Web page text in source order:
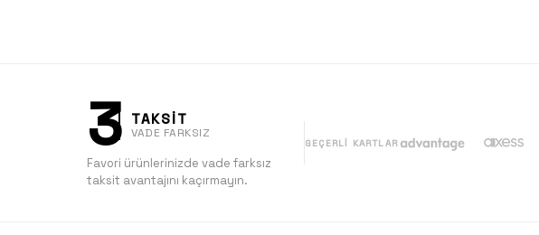
3 TAKSİT
VADE FARKSIZ
Favori ürünlerinizde vade farksız
taksit avantajını kaçırmayın.
GEÇERLI KARTLAR